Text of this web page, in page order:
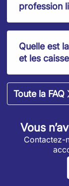
profession
Quelle est
et les
Toute la FAQ
Vous
Contactez-